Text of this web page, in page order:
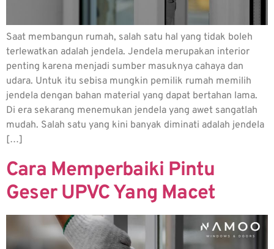
Saat membangun rumah, salah satu hal yang tidak boleh
terlewatkan adalah jendela. Jendela merupakan interior
penting karena menjadi sumber masuknya cahaya dan
udara. Untuk itu sebisa mungkin pemilik rumah memilih
jendela dengan bahan material yang dapat bertahan lama.
Di era sekarang menemukan jendela yang awet sangatlah
mudah. Salah satu yang kini banyak diminati adalah jendela
[…]
Cara Memperbaiki Pintu
Geser UPVC Yang Macet